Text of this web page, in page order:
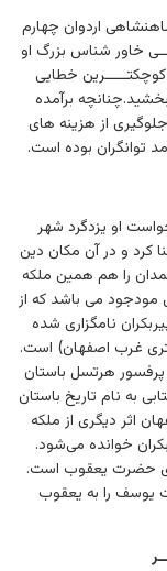
اردوان چهارم
خاور شناس بزرگ او
خطایی
برآمده
است٬ از کارهای بزرگ او در گردآوری دارایی کشور٬ جلوگیری از هزینه های
توانگران بوده است.
او یزدگرد شهر
کرد و در آن مکان دین
را هم همین ملکه
مودجود می باشد که از
نامگزاری شده
غرب اصفهان) است.
هرتسل باستان
به نام تاریخ باستان
اثر دیگری از ملکه
خوانده می‌شود.
حضرت یعقوب است.
یوسف را به یعقوب